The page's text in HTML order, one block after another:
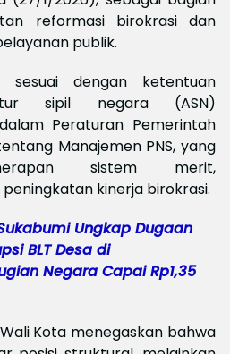
reformasi birokrasi dan
publik.
sesuai dengan ketentuan
sipil negara (ASN)
Peraturan Pemerintah
Manajemen PNS, yang
sistem merit,
kinerja birokrasi.
Ungkap Dugaan
BLT Desa di
Negara Capai Rp1,35
Kota menegaskan bahwa